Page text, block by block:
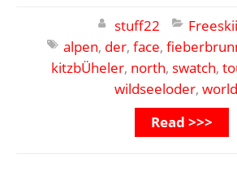
stuff22
alpen, der, face,
kitzbÜheler, north, swatch,
wildseeloder, world
Read >>>